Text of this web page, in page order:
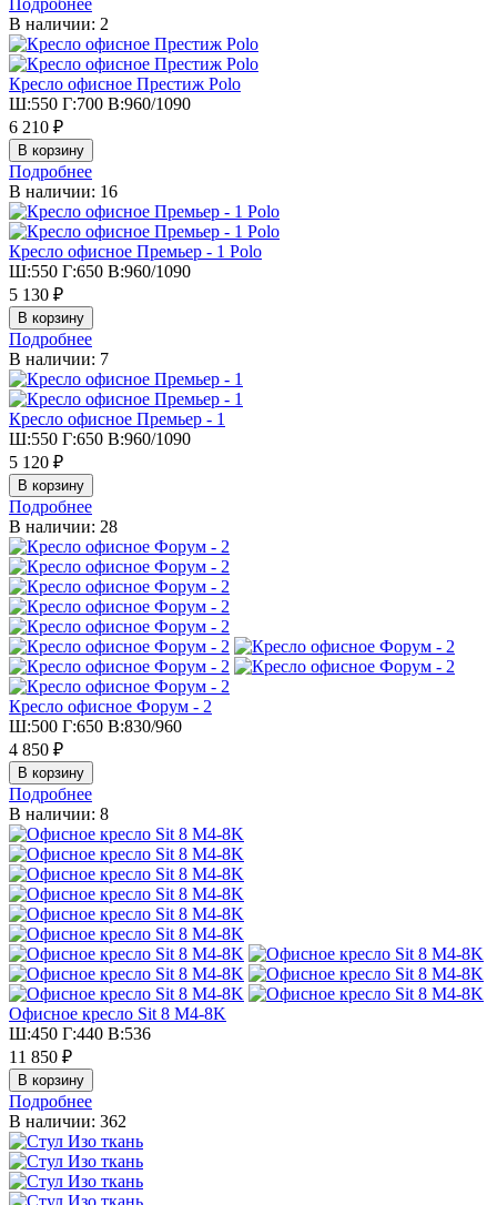
В наличии: 2
Кресло офисное Престиж Polo
Ш:550 Г:700 В:960/1090
6 210 ₽
Подробнее
В наличии: 16
Кресло офисное Премьер - 1 Polo
Ш:550 Г:650 В:960/1090
5 130 ₽
Подробнее
В наличии: 7
Кресло офисное Премьер - 1
Ш:550 Г:650 В:960/1090
5 120 ₽
Подробнее
В наличии: 28
Кресло офисное Форум - 2
Ш:500 Г:650 В:830/960
4 850 ₽
Подробнее
В наличии: 8
Офисное кресло Sit 8 M4-8K
Ш:450 Г:440 В:536
11 850 ₽
Подробнее
В наличии: 362